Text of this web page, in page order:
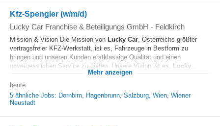
Kfz-Spengler (w/m/d)
Lucky Car Franchise & Beteiligungs GmbH - Feldkirch
Mission & Vision Die Mission von Lucky Car, Österreichs größter
vertragsfreier KFZ-Werkstatt, ist es, Fahrzeuge in Bestform zu
bringen und unseren Kunden erstklassige Qualität und einen
unvergesslichen Service zu bieten. Unsere Vision ist es, Lucky
Mehr anzeigen
heute
5 ähnliche Jobs: Dornbirn, Hagenbrunn, Salzburg, Wien, Wiener
Neustadt